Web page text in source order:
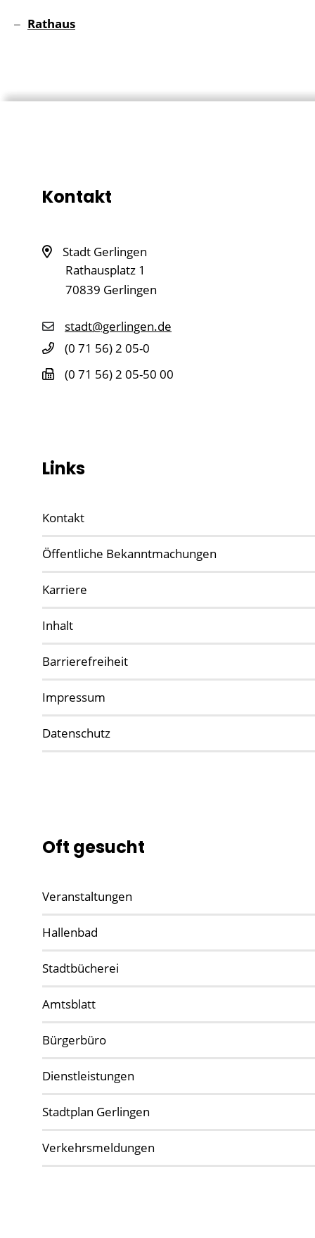
Rathaus
Kontakt
Stadt Gerlingen
Rathausplatz 1
70839 Gerlingen
stadt@gerlingen.de
(0 71 56) 2 05-0
(0 71 56) 2 05-50 00
Links
Kontakt
Öffentliche Bekanntmachungen
Karriere
Inhalt
Barrierefreiheit
Impressum
Datenschutz
Oft gesucht
Veranstaltungen
Hallenbad
Stadtbücherei
Amtsblatt
Bürgerbüro
Dienstleistungen
Stadtplan Gerlingen
Verkehrsmeldungen